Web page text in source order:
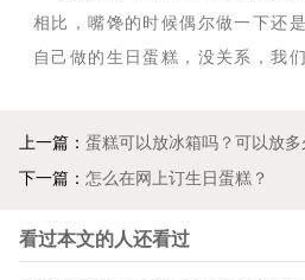
相比，嘴馋的时候偶尔做一下还
自己做的生日蛋糕，没关系，我
上一篇： 蛋糕可以放冰箱吗？可以放多
下一篇： 怎么在网上订生日蛋糕？
看过本文的人还看过